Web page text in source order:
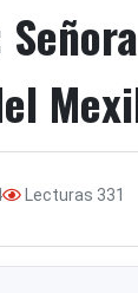
Lecturas 331